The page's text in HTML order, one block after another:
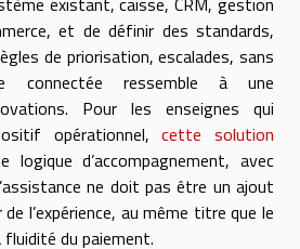
et de définir des standards,
de priorisation, escalades, sans
connectée ressemble à une
Pour les enseignes qui
opérationnel,cette solution
logique d’accompagnement, avec
ne doit pas être un ajout
l’expérience, au même titre que le
du paiement.